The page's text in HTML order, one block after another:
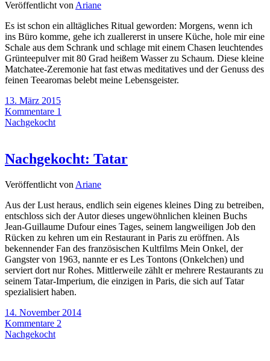
Veröffentlicht von Ariane
Es ist schon ein alltägliches Ritual geworden: Morgens, wenn ich
ins Büro komme, gehe ich zuallererst in unsere Küche, hole mir eine
Schale aus dem Schrank und schlage mit einem Chasen leuchtendes
Grünteepulver mit 80 Grad heißem Wasser zu Schaum. Diese kleine
Matchatee-Zeremonie hat fast etwas meditatives und der Genuss des
feinen Teearomas belebt meine Lebensgeister.
13. März 2015
Kommentare 1
Nachgekocht
Nachgekocht: Tatar
Veröffentlicht von Ariane
Aus der Lust heraus, endlich sein eigenes kleines Ding zu betreiben,
entschloss sich der Autor dieses ungewöhnlichen kleinen Buchs
Jean-Guillaume Dufour eines Tages, seinem langweiligen Job den
Rücken zu kehren um ein Restaurant in Paris zu eröffnen. Als
bekennender Fan des französischen Kultfilms Mein Onkel, der
Gangster von 1963, nannte er es Les Tontons (Onkelchen) und
serviert dort nur Rohes. Mittlerweile zählt er mehrere Restaurants zu
seinem Tatar-Imperium, die einzigen in Paris, die sich auf Tatar
spezialisiert haben.
14. November 2014
Kommentare 2
Nachgekocht